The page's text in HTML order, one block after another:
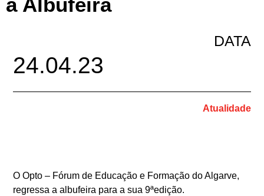
DATA
24.04.23
Atualidade
O Opto – Fórum de Educação e Formação do Algarve,
regressa a albufeira para a sua 9ªedição.